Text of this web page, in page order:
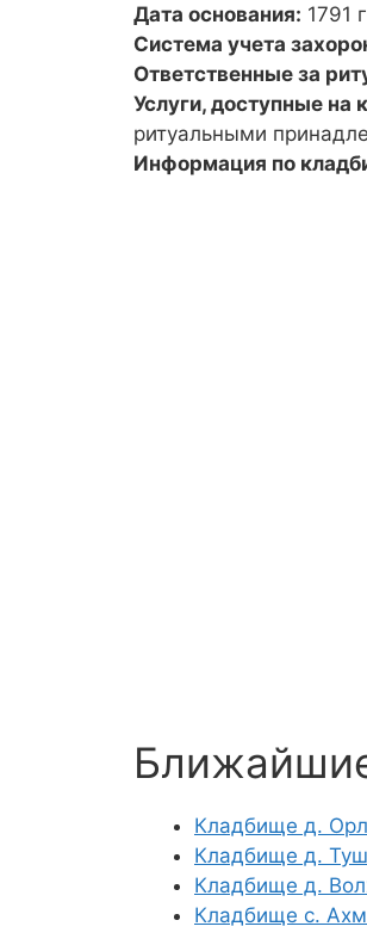
Дата основания: 1791
Система учета
Ответственные за
Услуги, доступные на
ритуальными
Информация по
Кладбище д.
Кладбище д.
Кладбище д.
Кладбище с.